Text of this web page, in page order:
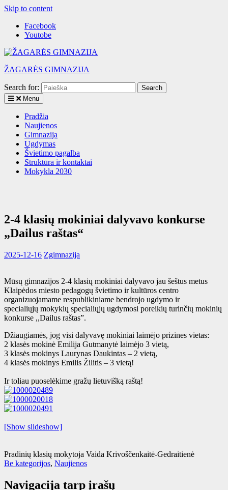
Skip to content
Facebook
Youtobe
ŽAGARĖS GIMNAZIJA
Search for:
Menu
Pradžia
Naujienos
Gimnazija
Ugdymas
Švietimo pagalba
Struktūra ir kontaktai
Mokykla 2030
2-4 klasių mokiniai dalyvavo konkurse
„Dailus raštas“
2025-12-16 Zgimnazija
Mūsų gimnazijos 2-4 klasių mokiniai dalyvavo jau šeštus metus
Klaipėdos miesto pedagogų švietimo ir kultūros centro
organizuojamame respublikiniame bendrojo ugdymo ir
specialiųjų mokyklų specialiųjų ugdymosi poreikių turinčių mokinių
konkurse ,,Dailus raštas”.
Džiaugiamės, jog visi dalyvavę mokiniai laimėjo prizines vietas:
2 klasės mokinė Emilija Gutmanytė laimėjo 3 vietą,
3 klasės mokinys Laurynas Daukintas – 2 vietą,
4 klasės mokinys Emilis Žilitis – 3 vietą!
Ir toliau puoselėkime gražų lietuvišką raštą!
[Show slideshow]
Pradinių klasių mokytoja Vaida Krivoščenkaitė-Gedraitienė
Be kategorijos, Naujienos
Navigacija tarp įrašų